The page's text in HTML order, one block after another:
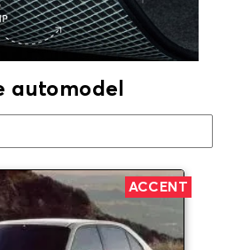
automodel
ACCENT